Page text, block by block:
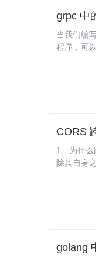
grpc 中
当我们编
程序，可
CORS
1、为什么跨域 跨域资源共享 (CORS) 是一种基于 HTTP 标头
除其自身
golang